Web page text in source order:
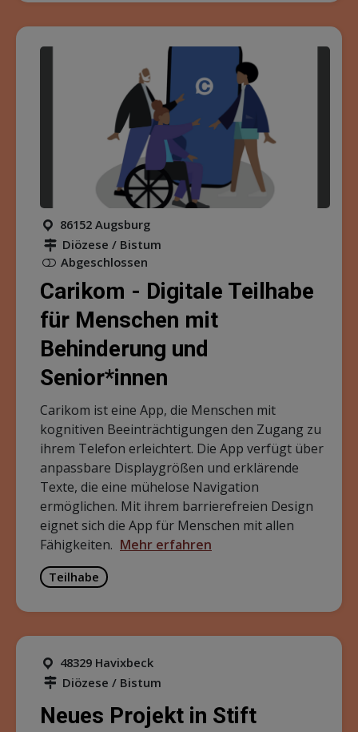
86152 Augsburg
Diözese / Bistum
Abgeschlossen
Carikom - Digitale Teilhabe
für Menschen mit
Behinderung und
Senior*innen
Carikom ist eine App, die Menschen mit
kognitiven Beeinträchtigungen den Zugang zu
ihrem Telefon erleichtert. Die App verfügt über
anpassbare Displaygrößen und erklärende
Texte, die eine mühelose Navigation
ermöglichen. Mit ihrem barrierefreien Design
eignet sich die App für Menschen mit allen
Fähigkeiten. Mehr erfahren
Teilhabe
48329 Havixbeck
Diözese / Bistum
Neues Projekt in Stift